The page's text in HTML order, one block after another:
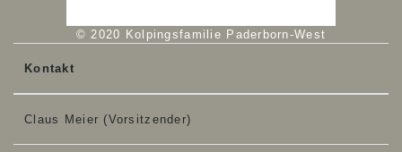
© 2020 Kolpingsfamilie Paderborn-West
Kontakt
Claus Meier (Vorsitzender)